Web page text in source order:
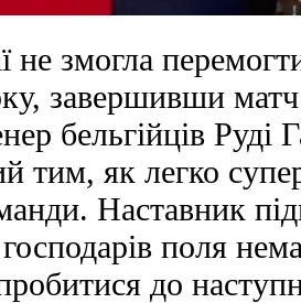
не змогла
завершивши
бельгійців Руді
тим, як легко
Наставник
поля
до